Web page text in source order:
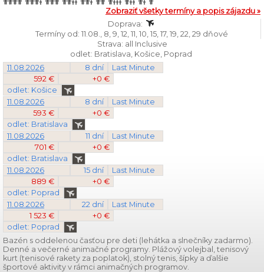
Zobraziť všetky termíny a popis zájazdu »
Doprava:
Termíny od: 11.08., 8, 9, 12, 11, 10, 15, 17, 19, 22, 29 dňové
Strava: all Inclusive
odlet: Bratislava, Košice, Poprad
11.08.2026
8 dní
Last Minute
592 €
+0 €
odlet: Košice
11.08.2026
8 dní
Last Minute
593 €
+0 €
odlet: Bratislava
11.08.2026
11 dní
Last Minute
701 €
+0 €
odlet: Bratislava
11.08.2026
15 dní
Last Minute
889 €
+0 €
odlet: Poprad
11.08.2026
22 dní
Last Minute
1 523 €
+0 €
odlet: Poprad
Bazén s oddelenou časťou pre deti (lehátka a slnečníky zadarmo).
Denné a večerné animačné programy. Plážový volejbal, tenisový
kurt (tenisové rakety za poplatok), stolný tenis, šípky a ďalšie
športové aktivity v rámci animačných programov.